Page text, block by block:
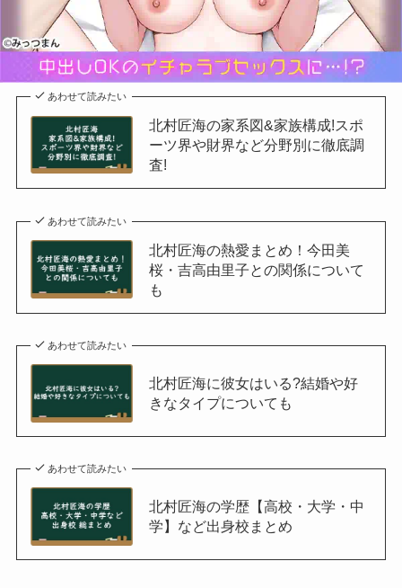
あわせて読みたい
北村匠海の家系図&家族構成!スポ
ーツ界や財界など分野別に徹底調
査!
あわせて読みたい
北村匠海の熱愛まとめ！今田美
桜・吉高由里子との関係について
も
あわせて読みたい
北村匠海に彼女はいる?結婚や好
きなタイプについても
あわせて読みたい
北村匠海の学歴【高校・大学・中
学】など出身校まとめ